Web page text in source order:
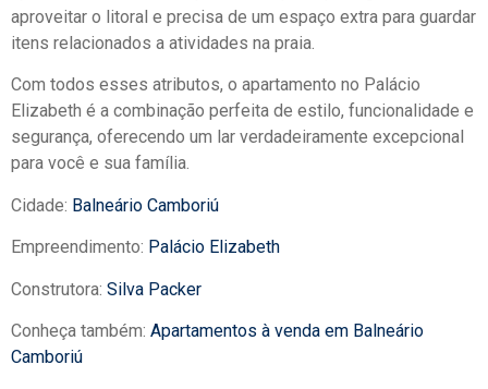
aproveitar o litoral e precisa de um espaço extra para guardar
itens relacionados a atividades na praia.
Com todos esses atributos, o apartamento no Palácio
Elizabeth é a combinação perfeita de estilo, funcionalidade e
segurança, oferecendo um lar verdadeiramente excepcional
para você e sua família.
Cidade: Balneário Camboriú
Empreendimento: Palácio Elizabeth
Construtora: Silva Packer
Conheça também: Apartamentos à venda em Balneário
Camboriú